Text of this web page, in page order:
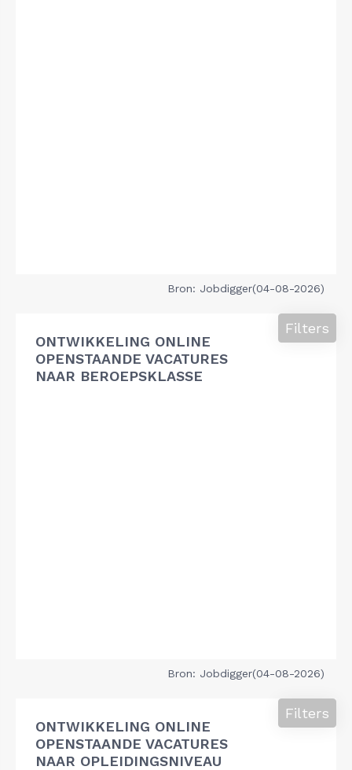
Bron: Jobdigger(04-08-2026)
ONTWIKKELING ONLINE
OPENSTAANDE VACATURES
NAAR BEROEPSKLASSE
Filters
Bron: Jobdigger(04-08-2026)
ONTWIKKELING ONLINE
OPENSTAANDE VACATURES
NAAR OPLEIDINGSNIVEAU
Filters